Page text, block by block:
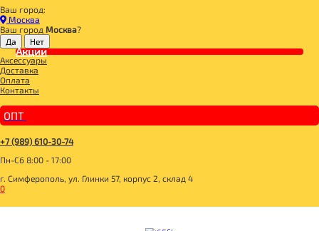
Ваш город:
Москва
Ваш город Москва?
Акции
Аксессуары
Доставка
Оплата
Контакты
ОПТ
+7 (989) 610-30-74
Пн-Сб 8:00 - 17:00
г. Симферополь, ул. Глинки 57, корпус 2, склад 4
0
Главная
ДЛЯ ЗДОРОВОГО ПИТАНИЯ
СУПЕРФУДЫ
МАСЛА
Масло расторопши 250мл, Dial-Export